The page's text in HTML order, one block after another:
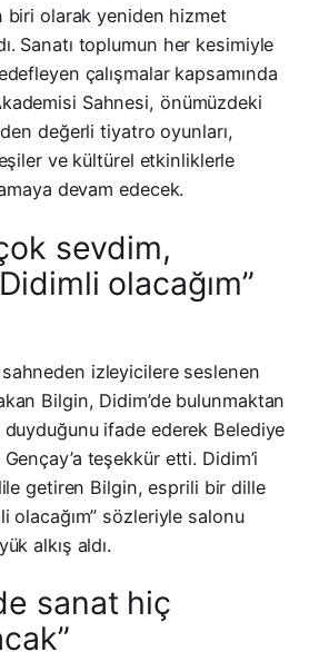
biri olarak yeniden hizmet
Sanatı toplumun her kesimiyle
çalışmalar kapsamında
Sahnesi, önümüzdeki
değerli tiyatro oyunları,
ve kültürel etkinliklerle
devam edecek.
sevdim,
olacağım”
izleyicilere seslenen
Bilgin, Didim’de bulunmaktan
ifade ederek Belediye
teşekkür etti. Didim’i
getiren Bilgin, esprili bir dille
olacağım” sözleriyle salonu
alkış aldı.
sanat hiç